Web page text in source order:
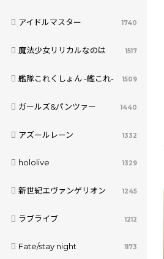
アイドルマスター 1740
魔法少女リリカルなのは 1517
艦隊これくしょん -艦これ- 1509
ガールズ&パンツァー 1440
アズールレーン 1332
hololive 1329
新世紀エヴァンゲリオン 1245
ラブライブ 1212
Fate/stay night 1173